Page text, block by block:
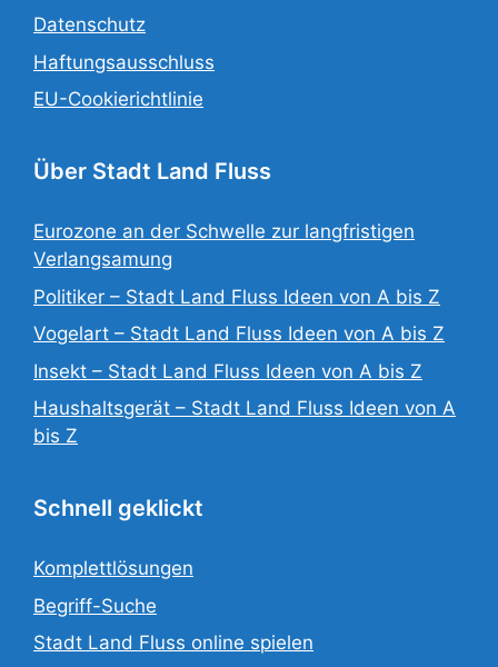
Datenschutz
Haftungsausschluss
EU-Cookierichtlinie
Über Stadt Land Fluss
Eurozone an der Schwelle zur langfristigen
Verlangsamung
Politiker – Stadt Land Fluss Ideen von A bis Z
Vogelart – Stadt Land Fluss Ideen von A bis Z
Insekt – Stadt Land Fluss Ideen von A bis Z
Haushaltsgerät – Stadt Land Fluss Ideen von A
bis Z
Schnell geklickt
Komplettlösungen
Begriff-Suche
Stadt Land Fluss online spielen